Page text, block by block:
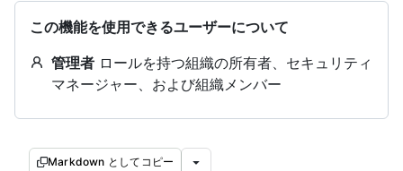
この機能を使用できるユーザーについて
管理者 ロールを持つ組織の所有者、セキュリティ
マネージャー、および組織メンバー
Markdown としてコピー